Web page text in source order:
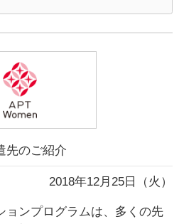
先のご紹介
2018年12月25日（火）
ョンプログラムは、多くの先